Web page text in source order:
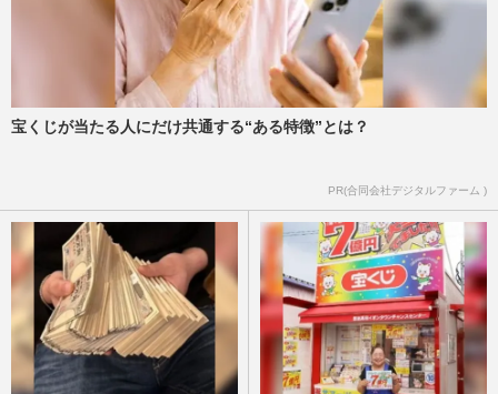
宝くじが当たる人にだけ共通する“ある特徴”とは？
PR(合同会社デジタルファーム )